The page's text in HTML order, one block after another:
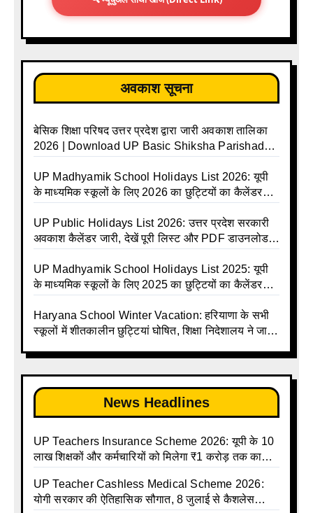
अवकाश सूचना
बेसिक शिक्षा परिषद उत्तर प्रदेश द्वारा जारी अवकाश तालिका
2026 | Download UP Basic Shiksha Parishad
Basic School Avkash Talika UP 2026 | UP Basic
Shiksha Parishad Avkash Talika 2026 | UP
Calendar List 2026
UP Madhyamik School Holidays List 2026: यूपी
के माध्यमिक स्कूलों के लिए 2026 का छुट्टियों का कैलेंडर
Talika | UP Madhyamik Avkash Talika 2026 | UP
Madhyamik School avkash suchi | UP
Holiday Calendar | Madhyamik School Holidays
List 2026
UP Public Holidays List 2026: उत्तर प्रदेश सरकारी
अवकाश कैलेंडर जारी, देखें पूरी लिस्ट और PDF डाउनलोड
talika | Sarkari Avkash Talika | Up Holidays List |
Holidays Calendar
UP Madhyamik School Holidays List 2025: यूपी
के माध्यमिक स्कूलों के लिए 2025 का छुट्टियों का कैलेंडर
Talika | Up Madhyamik Avkash Talika 2025 | UP
Madhyamik School avkash suchi | UP
holiday calendar | Madhyamik School Holidays
List 2025
Haryana School Winter Vacation: हरियाणा के सभी
स्कूलों में शीतकालीन छुट्टियां घोषित, शिक्षा निदेशालय ने जारी
News Headlines
UP Teachers Insurance Scheme 2026: यूपी के 10
लाख शिक्षकों और कर्मचारियों को मिलेगा ₹1 करोड़ तक का
UP Teacher Cashless Medical Scheme 2026:
योगी सरकार की ऐतिहासिक सौगात, 8 जुलाई से कैशलेस